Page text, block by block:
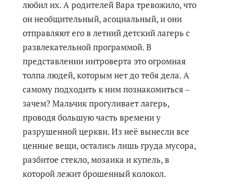
любил их. А родителей Вара тревожило, что
он необщительный, асоциальный, и они
отправляют его в летний детский лагерь с
развлекательной программой. В
представлении интроверта это огромная
толпа людей, которым нет до тебя дела. А
самому подходить к ним познакомиться ‒
зачем? Мальчик прогуливает лагерь,
проводя большую часть времени у
разрушенной церкви. Из неё вынесли все
ценные вещи, остались лишь груда мусора,
разбитое стекло, мозаика и купель, в
которой лежит брошенный колокол.